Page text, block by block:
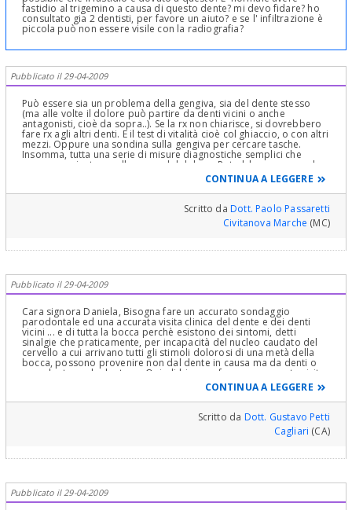
fastidio al trigemino a causa di questo dente? mi devo fidare? ho
consultato gia 2 dentisti, per favore un aiuto? e se l' infiltrazione è
piccola può non essere visile con la radiografia?
Pubblicato il 29-04-2009
Può essere sia un problema della gengiva, sia del dente stesso
(ma alle volte il dolore può partire da denti vicini o anche
antagonisti, cioè da sopra..). Se la rx non chiarisce, si dovrebbero
fare rx agli altri denti. E il test di vitalità cioè col ghiaccio, o con altri
mezzi. Oppure una sondina sulla gengiva per cercare tasche.
Insomma, tutta una serie di misure diagnostiche semplici che
possono orientare sulla causa del dolore. Potrebbe essere anche
l'articolazione della mandibola, visto che i denti si sono spostati
col tempo. Alle volte ci possono essere fratture o micro fratture
che sono insidiose da diagnosticare. Alle volte si riesce a capire
solo se si toglie la vecchia otturazione e si vede in diretta.. Talvolta
può essere necessario aspettare pochissimi giorni e rifare la visita
perchè con il passare delle ore si può evidenziare la causa che in
sofferenza per risolverla..
CONTINUA A LEGGERE
Scritto daDott. Paolo Passaretti
Civitanova Marche (MC)
Pubblicato il 29-04-2009
Cara signora Daniela, Bisogna fare un accurato sondaggio
parodontale ed una accurata visita clinica del dente e dei denti
vicini ... e di tutta la bocca perchè esistono dei sintomi, detti
sinalgie che praticamente, per incapacità del nucleo caudato del
cervello a cui arrivano tutti gli stimoli dolorosi di una metà della
bocca, possono provenire non dal dente in causa ma da denti o
parodonto anche lontano. Quindi bisogna fare una accurata visita
parodontale (le metto i link ai miei articoli su questo portale)
Poi una viisita Gnatologica e conservativo-
endodontica accurata e stia certo che si arriva ad una diagnosi.
Poi il colore giallo può voler dire tutto o niente ma se è infltrazione
cariogena si vede...clinicamente ...se è piccola alla lastra si può
anche non vedere. Per il trigemino = Devo fare un piccolo
del timpano" a forma di "arco" che lo unisce al Nervo Facciale
(importante come dice il nome per l'innervazione degli organi
della faccia), passando per gli organi dell'orecchio...non solo ma
CONTINUA A LEGGERE
Scritto da Dott. Gustavo Petti
Cagliari (CA)
Pubblicato il 29-04-2009